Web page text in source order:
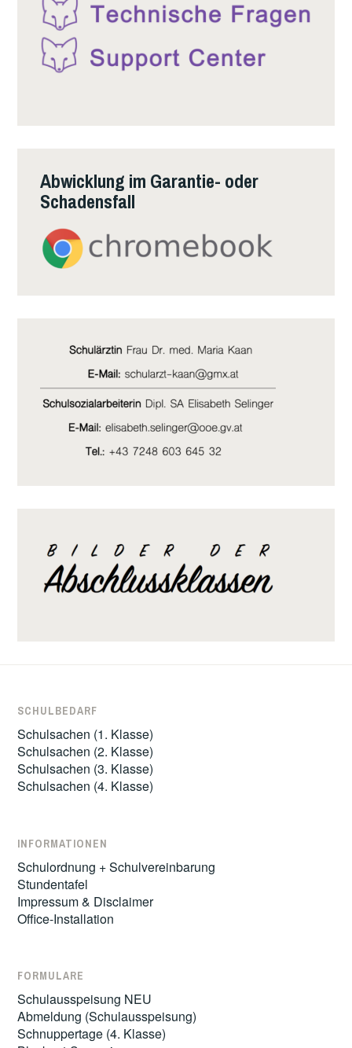
Abwicklung im Garantie- oder
Schadensfall
SCHULBEDARF
Schulsachen (1. Klasse)
Schulsachen (2. Klasse)
Schulsachen (3. Klasse)
Schulsachen (4. Klasse)
INFORMATIONEN
Schulordnung + Schulvereinbarung
Stundentafel
Impressum & Disclaimer
Office-Installation
FORMULARE
Schulausspeisung NEU
Abmeldung (Schulausspeisung)
Schnuppertage (4. Klasse)